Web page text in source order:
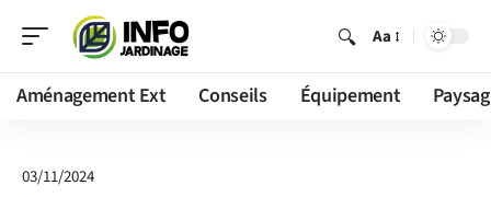
Aa
Aménagement Ext Conseils Équipement
03/11/2024